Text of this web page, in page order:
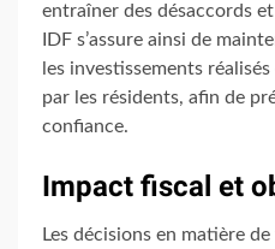
entraîner des désaccords
IDF s’assure ainsi de
les investissements
par les résidents, afin de
confiance.
Impact fiscal et
Les décisions en matière